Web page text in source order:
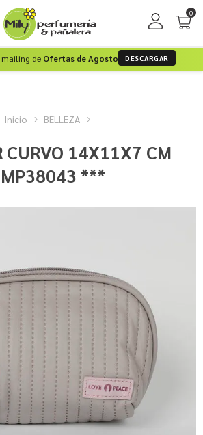
0
mailing de Ofertas de Agosto DESCARGAR
Inicio BELLEZA
CURVO 14X11X7 CM
***